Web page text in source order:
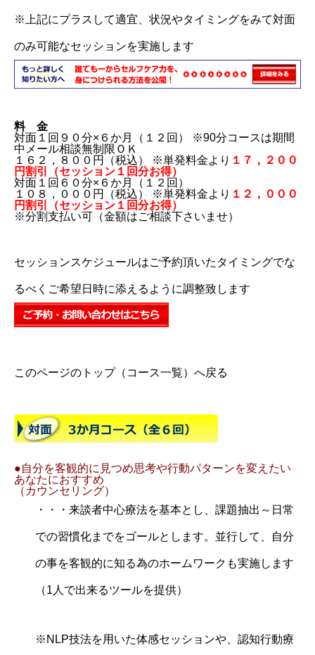
※上記にプラスして適宜、状況やタイミングをみて対面
のみ可能なセッションを実施します
料 金
対面１回９０分×６か月（１２回） ※90分コースは期間
中メール相談無制限ＯＫ
１６２，８００円（税込） ※単発料金より １７，２００
円割引
（セッション１回分お得）
対面１回６０分×６か月（１２回）
１０８，０００円（税込） ※単発料金より １２，０００
円割引
（セッション１回分お得）
※分割支払い可（金額はご相談下さいませ）
セッションスケジュールはご予約頂いたタイミングでな
るべくご希望日時に添えるように調整致します
このページのトップ（コース一覧）へ戻る
●自分を客観的に見つめ思考や行動パターンを変えたい
あなたにおすすめ
（カウンセリング）
・・・来談者中心療法を基本とし、課題抽出～日常
での習慣化までをゴールとします。並行して、自分
の事を客観的に知る為のホームワークも実施します
（1人で出来るツールを提供）
※NLP技法を用いた体感セッションや、認知行動療